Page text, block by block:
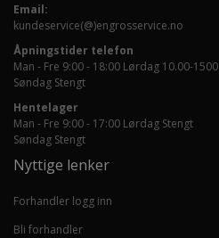
Email:
kundeservice(@)engrosservice.no
Åpningstider telefon
Man - Fre 9:00 - 18:00 Lørdag 10.00-1500
Søndag Stengt
Hentelager
Man - Fre 9:00 - 17:00 Lørdag Stengt
Søndag Stengt
Nyttige lenker
Forhandler logg inn
Bli forhandler